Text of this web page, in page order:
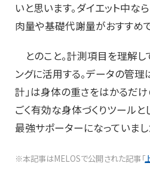
いと思います。ダイエット中な
肉量や基礎代謝量がおすすめで
とのこと。計測項目を理解し
ングに活用する。データの管理
計」は身体の重さをはかるだけ
ごく有効な身体づくりツール
最強サポーターになっていまし
※本記事はMELOSで公開された記事「